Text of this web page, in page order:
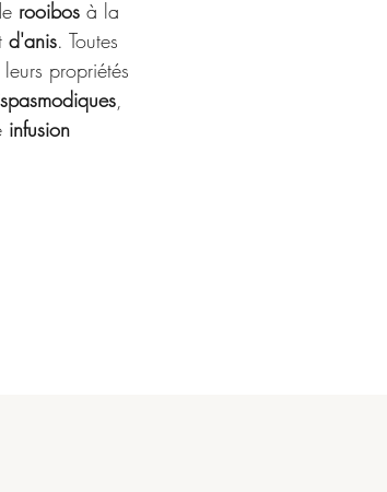
rooibos à la
d'anis. Toutes
propriétés
,
infusion